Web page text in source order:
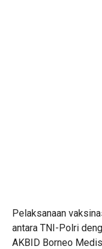
Pelaksanaan
antara TNI-Polri
AKBID Borneo